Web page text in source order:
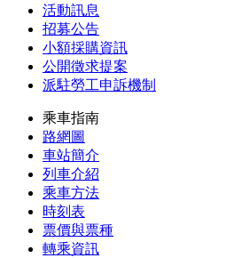
活動訊息
招募公告
小額採購資訊
公開徵求提案
派駐勞工申訴機制
乘車指南
路網圖
車站簡介
列車介紹
乘車方法
時刻表
票價與票種
轉乘資訊